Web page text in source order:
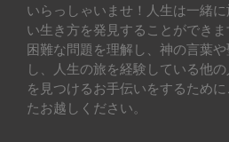
いらっしゃいませ！人生は一緒
い生き方を発見することができ
困難な問題を理解し、神の言葉
し、人生の旅を経験している他
を見つけるお手伝いをするため
たお越しください。